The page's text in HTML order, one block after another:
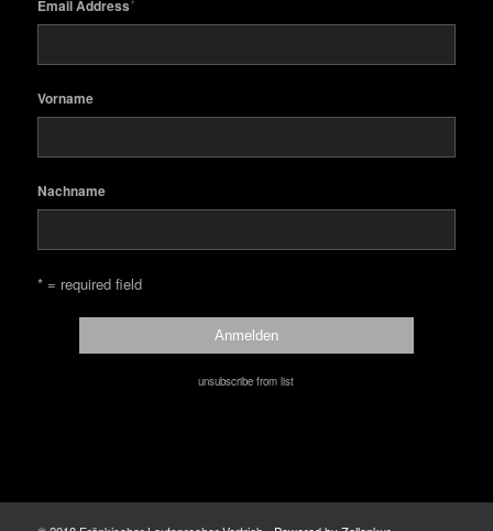
Email Address*
Vorname
Nachname
* = required field
unsubscribe from list